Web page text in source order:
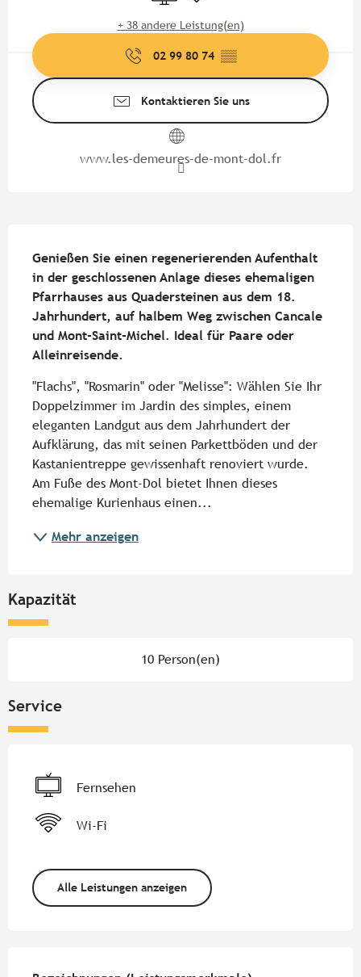
+ 38 andere Leistung(en)
02 99 80 74 ▒▒
Kontaktieren Sie uns
www.les-demeures-de-mont-dol.fr
Genießen Sie einen regenerierenden Aufenthalt
in der geschlossenen Anlage dieses ehemaligen
Pfarrhauses aus Quadersteinen aus dem 18.
Jahrhundert, auf halbem Weg zwischen Cancale
und Mont-Saint-Michel. Ideal für Paare oder
Alleinreisende.
"Flachs", "Rosmarin" oder "Melisse": Wählen Sie Ihr
Doppelzimmer im Jardin des simples, einem
eleganten Landgut aus dem Jahrhundert der
Aufklärung, das mit seinen Parkettböden und der
Kastanientreppe gewissenhaft renoviert wurde.
Am Fuße des Mont-Dol bietet Ihnen dieses
ehemalige Kurienhaus einen...
Mehr anzeigen
Kapazität
10 Person(en)
Service
Fernsehen
Wi-Fi
Alle Leistungen anzeigen